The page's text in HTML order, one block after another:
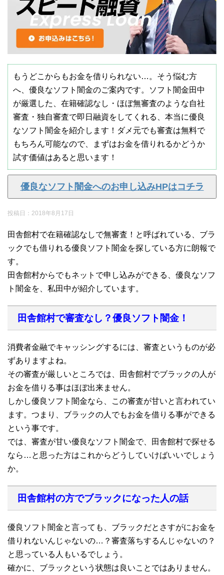
もうどこからもお金を借りられない…。そう悩む方
へ、優良なソフト闇金のご案内です。ソフト闇金田中
が厳選した、在籍確認なし・ほぼ無審査のような自社
審査・独自審査で即日融資をしてくれる、本当に優良
なソフト闇金を紹介します！ダメ元でも審査は無料で
もちろん可能なので、まずはお金を借りれるかどうか
試す価値はあると思います！
優良なソフト闇金へのお申し込みHPはコチラ
投稿日： 2018年8月17日
田舎館村で在籍確認なしで無審査！と呼ばれている、ブラ
ックでも借りれる優良ソフト闇金を探している方に朗報で
す。
田舎館村からでもネットで申し込みができる、優良なソフ
ト闇金を、私田中が紹介しています。
田舎館村で審査なし？優良ソフト闇金！
消費者金融でキャッシングするには、審査というものが必
ずありますよね。
その審査が厳しいところでは、田舎館村でブラックの人が
お金を借りる事はほぼ出来ません。
しかし優良ソフト闇金なら、この審査が甘いと言われてい
ます。つまり、ブラックの人でもお金を借りる事ができる
という事です。
では、審査が甘い優良なソフト闇金で、田舎館村で探せる
なら…と思った方はこれからどうしていけばいいでしょう
か。
田舎館村の方でブラックになった人の話
優良ソフト闇金と言っても、ブラックだとさすがにお金を
借りれないんじゃないの…？審査落ちするんじゃないの？
と思っている人もいるでしょう。
確かに、ブラックという状態は良いことではありません。